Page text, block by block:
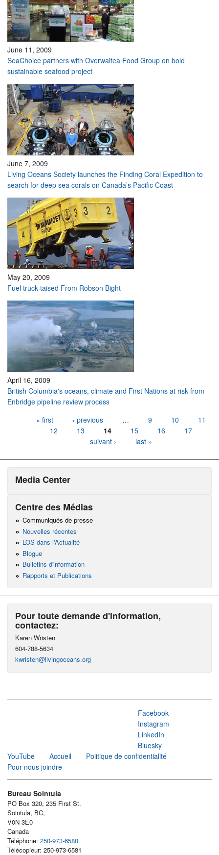
June 11, 2009
SeaChoice partners with Overwaitea Food Group on bold
sustainable seafood project
June 7, 2009
Living Oceans Society launches the Finding Coral Expedition to
search for deep sea corals on Canada’s Pacific Coast
May 20, 2009
Fuel truck taised From Robson Bight
April 16, 2009
British Columbia's oceans, climate and First Nations at risk from
Enbridge pipeline review process
« first ‹ previous … 9 10
11
12
13 14 15 16
17
suivant ›
last »
Media Center
Centre des Médias
Communiqués de presse
Nouvelles récentes
LOS dans l'Actualité
Blogue
Bulletins d'information
Rapports et Publications
Pour toute demande d'information,
contactez:
Karen Wristen
604-788-5634
kwristen@livingoceans.org
Facebook
Instagram
LinkedIn
Bluesky
YouTube
Accueil
Politique de confidentialité
Pour nous joindre
Bureau Sointula
PO Box 320, 235 First St.
Sointula, BC,
V0N 3E0
Canada
Téléphone: 250-973-6580
Télécopieur: 250-973-6581